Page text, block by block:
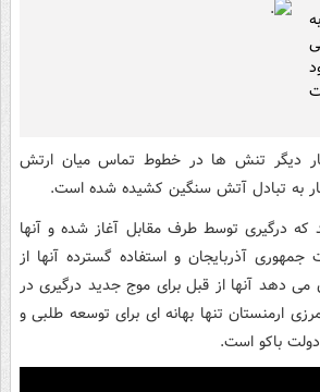
دیگر تنش ها در خطوط تماس میان ارتش
کار به تبادل آتش سنگین کشیده شده است.
درگیری توسط طرف مقابل آغاز شده و آنها
آذربایجان و استفاده گسترده آنها از
دهد آنها از قبل برای موج جدید درگیری در
ارمنستان تنها بهانه ای برای توسعه طلبی و
باکو است.